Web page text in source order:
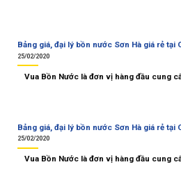
Bảng giá, đại lý bồn nước Sơn Hà giá rẻ tại
25/02/2020
Vua Bồn Nước là đơn vị hàng đầu cung
Bảng giá, đại lý bồn nước Sơn Hà giá rẻ tại
25/02/2020
Vua Bồn Nước là đơn vị hàng đầu cung